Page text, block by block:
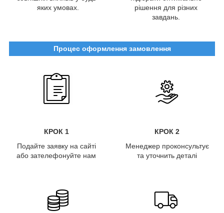
яких умовах.
рішення для різних
завдань.
Процес оформлення замовлення
КРОК 1
КРОК 2
Подайте заявку на сайті
або зателефонуйте нам
Менеджер проконсультує
та уточнить деталі